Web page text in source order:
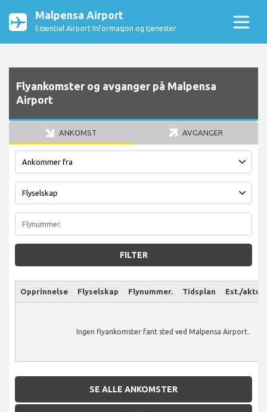
Malpensa Airport
Essential Airport Informasjon og tjenester
Flyankomster og avganger på Malpensa
Airport
ANKOMST AVGANGER
FILTER
Opprinnelse Flyselskap Flynummer. Tidsplan Est./
Ingen flyankomster fant sted ved Malpensa Airport.
SE ALLE ANKOMSTER